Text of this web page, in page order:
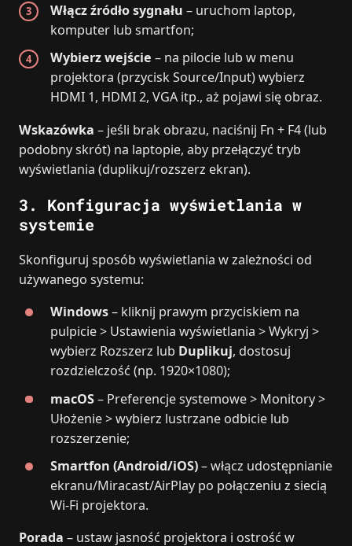
Włącz źródło sygnału – uruchom laptop,
komputer lub smartfon;
Wybierz wejście – na pilocie lub w menu
projektora (przycisk Source/Input) wybierz
HDMI 1, HDMI 2, VGA itp., aż pojawi się obraz.
Wskazówka – jeśli brak obrazu, naciśnij Fn + F4 (lub
podobny skrót) na laptopie, aby przełączyć tryb
wyświetlania (duplikuj/rozszerz ekran).
3. Konfiguracja wyświetlania w
systemie
Skonfiguruj sposób wyświetlania w zależności od
używanego systemu:
Windows– kliknij prawym przyciskiem na
pulpicie > Ustawienia wyświetlania > Wykryj >
wybierz Rozszerz lub Duplikuj, dostosuj
rozdzielczość (np. 1920×1080);
macOS– Preferencje systemowe > Monitory >
Ułożenie > wybierz lustrzane odbicie lub
rozszerzenie;
Smartfon (Android/iOS)– włącz udostępnianie
ekranu/Miracast/AirPlay po połączeniu z siecią
Wi‑Fi projektora.
Porada – ustaw jasność projektora i ostrość w